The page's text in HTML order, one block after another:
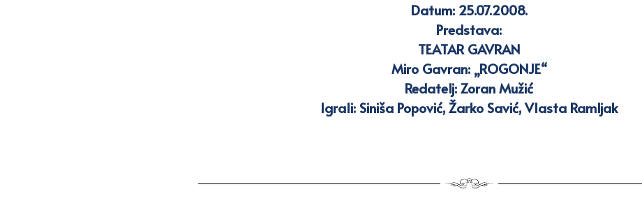
Datum: 25.07.2008.
Predstava:
TEATAR GAVRAN
Miro Gavran: „ROGONJE“
Redatelj: Zoran Mužić
Igrali: Siniša Popović, Žarko Savić, Vlasta Ramljak